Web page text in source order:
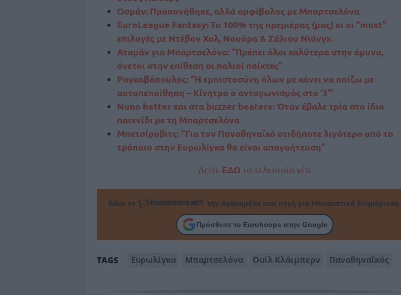
Οσμάν: Προπονήθηκε, αλλά αμφίβολος με Μπαρτσελόνα
EuroLeague Fantasy: Το 100% της πρεμιέρας (μας) κι οι “must”
επιλογές με Ντέβον Χολ, Νουόρα & Σάλιου Νιάνγκ
Αταμάν για Μπαρτσελόνα: “Πρέπει όλοι καλύτερα στην άμυνα,
άνετοι στην επίθεση οι παλιοί παίκτες”
Ρογκαβόπουλος: “Η εμπιστοσύνη όλων με κάνει να παίζω με
αυτοπεποίθηση – Κίνητρο ο ανταγωνισμός στο ‘3’”
Nunn better και στα buzzer beaters: Όταν έβαλε τρία στο ίδιο
παιχνίδι με τη Μπαρτσελόνα
Μπετσίροβιτς: “Για τον Παναθηναϊκό οτιδήποτε λιγότερο από το
τρόπαιο στην Ευρωλίγκα θα είναι απογοήτευση”
Δείτε ΕΔΩ τα τελευταία νέα
Κάνε το την Αγαπημένη σου πηγή για Μπασκετική Ενημέρωση.
Πρόσθεσε το Eurohoops στην Google
TAGS Ευρωλίγκα Μπαρτσελόνα Ουίλ Κλάιμπερν Παναθηναΐκός